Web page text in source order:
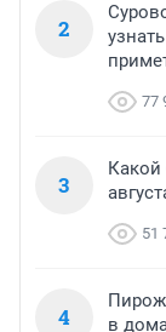
2
77
3
Какой
51
4
в